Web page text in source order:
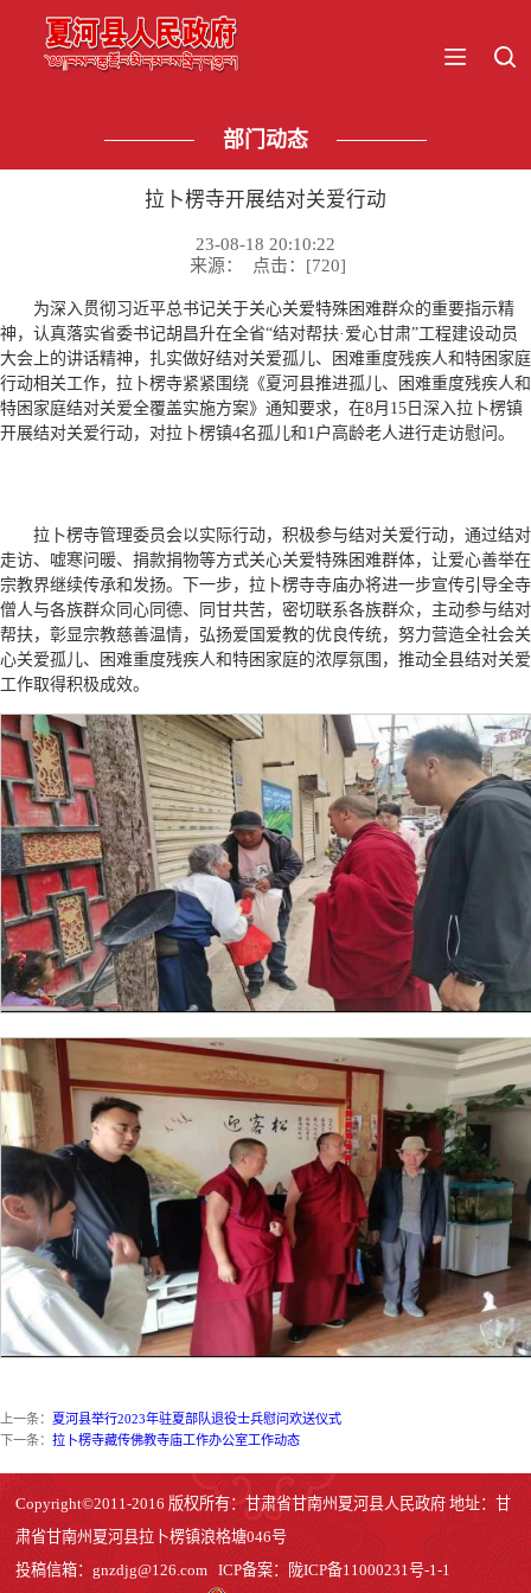
部门动态
拉卜楞寺开展结对关爱行动
23-08-18 20:10:22
来源： 点击：[720]
为深入贯彻习近平总书记关于关心关爱特殊困难群众的重要指示精
神，认真落实省委书记胡昌升在全省“结对帮扶·爱心甘肃”工程建设动员
大会上的讲话精神，扎实做好结对关爱孤儿、困难重度残疾人和特困家庭
行动相关工作，拉卜楞寺紧紧围绕《夏河县推进孤儿、困难重度残疾人和
特困家庭结对关爱全覆盖实施方案》通知要求，在8月15日深入拉卜楞镇
开展结对关爱行动，对拉卜楞镇4名孤儿和1户高龄老人进行走访慰问。
拉卜楞寺管理委员会以实际行动，积极参与结对关爱行动，通过结对
走访、嘘寒问暖、捐款捐物等方式关心关爱特殊困难群体，让爱心善举在
宗教界继续传承和发扬。下一步，拉卜楞寺寺庙办将进一步宣传引导全寺
僧人与各族群众同心同德、同甘共苦，密切联系各族群众，主动参与结对
帮扶，彰显宗教慈善温情，弘扬爱国爱教的优良传统，努力营造全社会关
心关爱孤儿、困难重度残疾人和特困家庭的浓厚氛围，推动全县结对关爱
工作取得积极成效。
上一条： 夏河县举行2023年驻夏部队退役士兵慰问欢送仪式
下一条： 拉卜楞寺藏传佛教寺庙工作办公室工作动态
Copyright©2011-2016 版权所有：甘肃省甘南州夏河县人民政府 地址：甘
肃省甘南州夏河县拉卜楞镇浪格塘046号
投稿信箱：gnzdjg@126.com ICP备案： 陇ICP备11000231号-1-1